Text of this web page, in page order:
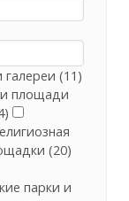
галереи (11)
площади
(20)
парки и